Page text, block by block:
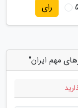
رای
مهم ایران"